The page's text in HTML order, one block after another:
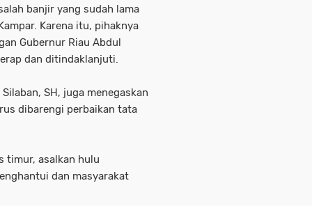
banjir yang sudah lama
Karena itu, pihaknya
Gubernur Riau Abdul
dan ditindaklanjuti.
SH, juga menegaskan
dibarengi perbaikan tata
timur, asalkan hulu
dan masyarakat